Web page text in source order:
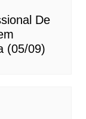
De
(05/09)